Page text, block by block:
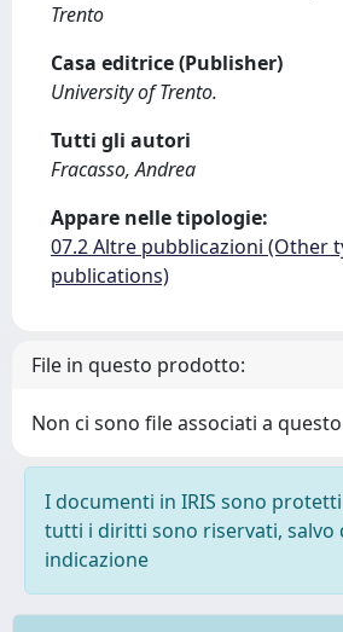
Trento
Casa editrice (Publisher)
University of Trento.
Tutti gli autori
Fracasso, Andrea
Appare nelle tipologie:
07.2 Altre pubblicazioni (Other
publications)
File in questo prodotto:
Non ci sono file associati a
I documenti in IRIS sono
tutti i diritti sono riservati, salvo
indicazione